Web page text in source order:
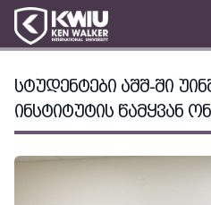
ᲡᲢᲣᲓᲔᲜᲢᲔᲑᲘ ᲐᲨᲨ-ᲨᲘ
ᲘᲜᲡᲢᲘᲢᲣᲢᲘᲡ ᲬᲐᲛᲧᲕᲐᲜ